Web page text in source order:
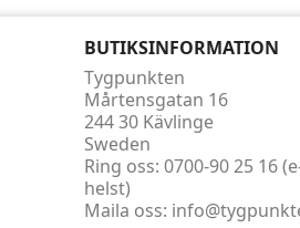
BUTIKSINFORMATION
Tygpunkten
Mårtensgatan 16
244 30 Kävlinge
Sweden
Ring oss: 0700-90 25 16
helst)
Maila oss: